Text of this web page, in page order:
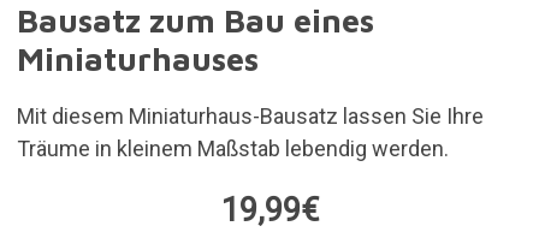
Bausatz zum Bau eines
Miniaturhauses
Mit diesem Miniaturhaus-Bausatz lassen Sie Ihre
Träume in kleinem Maßstab lebendig werden.
19,99€